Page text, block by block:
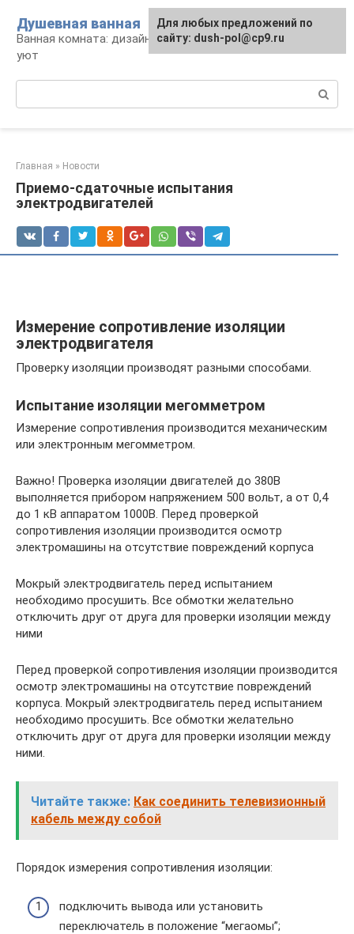
контенту
Душевная ванная
Ванная комната: дизайн, саноборудование,
уют
Главная » Новости
Приемо-сдаточные испытания
электродвигателей
Измерение сопротивление изоляции
электродвигателя
Проверку изоляции производят разными способами.
Испытание изоляции мегомметром
Измерение сопротивления производится механическим
или электронным мегомметром.
Важно! Проверка изоляции двигателей до 380В
выполняется прибором напряжением 500 вольт, а от 0,4
до 1 кВ аппаратом 1000В. Перед проверкой
сопротивления изоляции производится осмотр
электромашины на отсутствие повреждений корпуса
Мокрый электродвигатель перед испытанием
необходимо просушить. Все обмотки желательно
отключить друг от друга для проверки изоляции между
ними
Перед проверкой сопротивления изоляции производится
осмотр электромашины на отсутствие повреждений
корпуса. Мокрый электродвигатель перед испытанием
необходимо просушить. Все обмотки желательно
отключить друг от друга для проверки изоляции между
ними.
Читайте также: Как соединить телевизионный
кабель между собой
Порядок измерения сопротивления изоляции:
подключить вывода или установить
переключатель в положение “мегаомы”;
Для любых предложений по
сайту: dush-pol@cp9.ru